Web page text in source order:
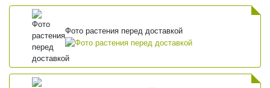
Фото растения перед доставкой